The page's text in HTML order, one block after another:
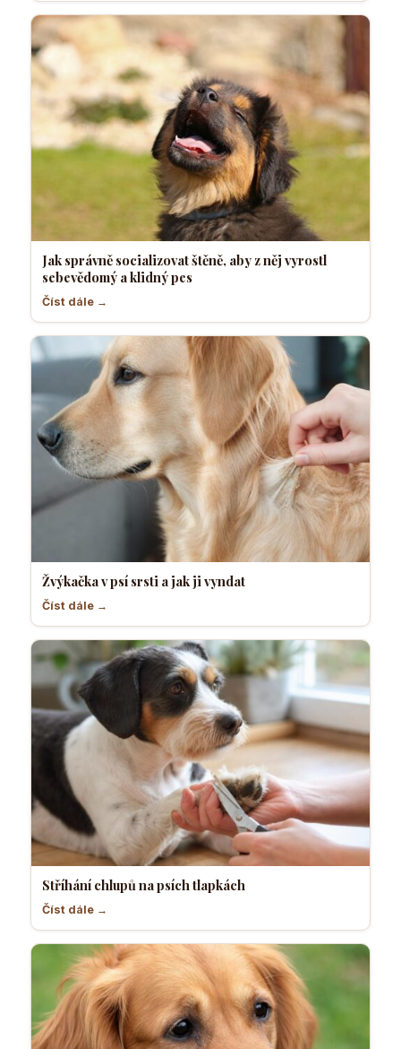
Jak správně socializovat štěně, aby z něj vyrostl
sebevědomý a klidný pes
Číst dále →
Žvýkačka v psí srsti a jak ji vyndat
Číst dále →
Stříhání chlupů na psích tlapkách
Číst dále →